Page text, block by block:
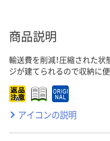
商品説明
輸送費を削減！圧縮された
ジが建てられるので収納に
アイコンの説明